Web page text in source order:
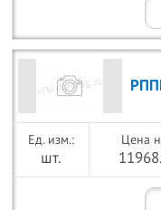
шт.
Цена